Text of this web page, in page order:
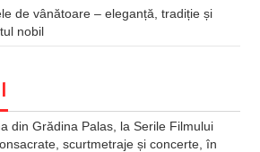
de vânătoare – eleganță, tradiție și
nobil
din Grădina Palas, la Serile Filmului
scurtmetraje și concerte, în